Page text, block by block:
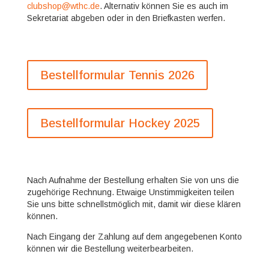
clubshop@wthc.de. Alternativ können Sie es auch im
Sekretariat abgeben oder in den Briefkasten werfen.
Bestellformular Tennis 2026
Bestellformular Hockey 2025
Nach Aufnahme der Bestellung erhalten Sie von uns die
zugehörige Rechnung. Etwaige Unstimmigkeiten teilen
Sie uns bitte schnellstmöglich mit, damit wir diese klären
können.
Nach Eingang der Zahlung auf dem angegebenen Konto
können wir die Bestellung weiterbearbeiten.